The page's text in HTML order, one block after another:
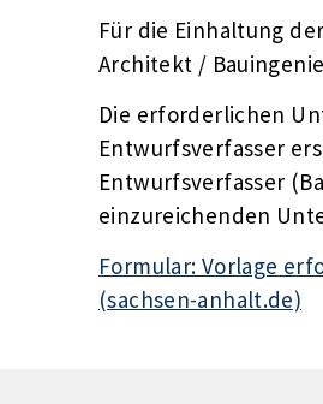
Für die Einhaltung
Architekt /
Die erforderlichen
Entwurfsverfasser
Entwurfsverfasser
einzureichenden
Formular: Vorlage
(sachsen-anhalt.de)